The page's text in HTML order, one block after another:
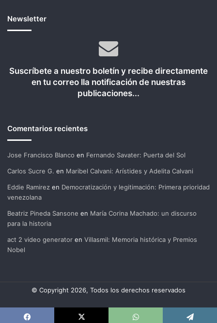
Newsletter
Suscríbete a nuestro boletín y recibe directamente
en tu correo lla notificación de nuestras
publicaciones...
Comentarios recientes
Jose Francisco Blanco en Fernando Savater: Puerta del Sol
Carlos Sucre G. en Maribel Calvani: Arístides y Adelita Calvani
Eddie Ramirez en Democratización y legitimación: Primera prioridad
venezolana
Beatriz Pineda Sansone en María Corina Machado: un discurso
para la historia
act 2 video generator en Villasmil: Memoria histórica y Premios
Nobel
© Copyright 2026, Todos los derechos reservados